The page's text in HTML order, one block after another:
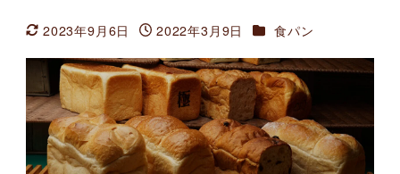
更新日
2023年9月6日 投稿日
2022年3月9日 カテゴリー
食パン